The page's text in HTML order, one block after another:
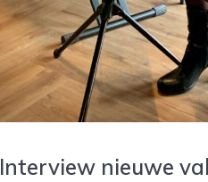
Interview nieuwe